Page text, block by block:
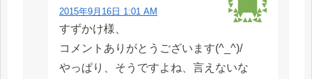
2015年9月16日 1:01 AM
すずかけ様、
コメントありがとうございます(^_^)/
やっぱり、そうですよね、言えないな